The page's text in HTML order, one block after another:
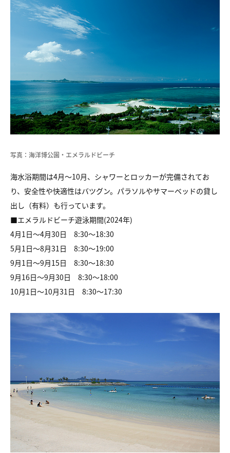
写真：海洋博公園・エメラルドビーチ
海水浴期間は4月〜10月、シャワーとロッカーが完備されてお
り、 安全性や快適性はバツグン。 パラソルやサマーベッドの貸し
出し（有料）も行っています。
■エメラルドビーチ遊泳期間(2024年)
4月1日～4月30日 8:30～18:30
5月1日～8月31日 8:30～19:00
9月1日～9月15日 8:30～18:30
9月16日～9月30日 8:30～18:00
10月1日～10月31日 8:30～17:30